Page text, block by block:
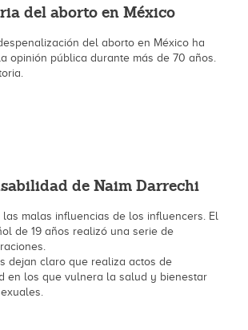
del aborto en México
del aborto en México ha
opinión pública durante más de 70 años.
de Naim Darrechi
malas influencias de los influencers. El
de 19 años realizó una serie de
dejan claro que realiza actos de
en los que vulnera la salud y bienestar